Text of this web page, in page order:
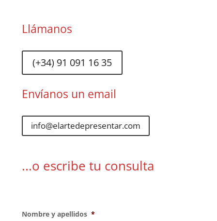
Llámanos
(+34) 91 091 16 35
Envíanos un email
info@elartedepresentar.com
...o escribe tu consulta
Nombre y apellidos *